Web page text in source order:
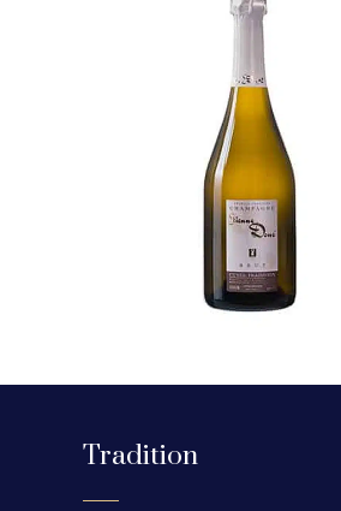
Tradition